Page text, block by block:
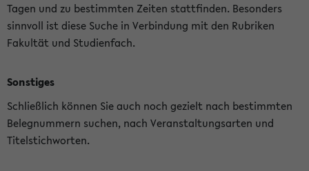
Tagen und zu bestimmten Zeiten stattfinden. Besonders
sinnvoll ist diese Suche in Verbindung mit den Rubriken
Fakultät und Studienfach.
Sonstiges
Schließlich können Sie auch noch gezielt nach bestimmten
Belegnummern suchen, nach Veranstaltungsarten und
Titelstichworten.